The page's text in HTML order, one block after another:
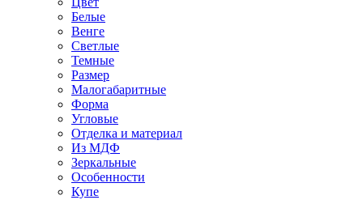
Белые
Венге
Светлые
Темные
Размер
Малогабаритные
Форма
Угловые
Отделка и материал
Из МДФ
Зеркальные
Особенности
Купе